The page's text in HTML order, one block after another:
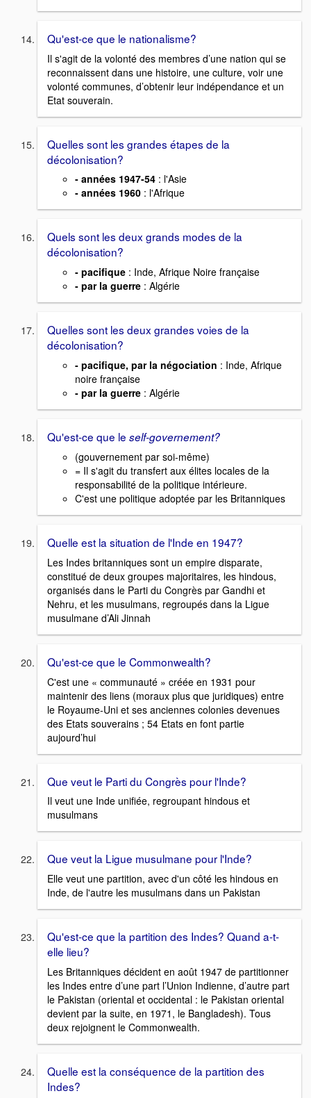
Qu'est-ce que le nationalisme?
Il s'agit de la volonté des membres d’une nation qui se
reconnaissent dans une histoire, une culture, voir une
volonté communes, d’obtenir leur indépendance et un
Etat souverain.
Quelles sont les grandes étapes de la
décolonisation?
- années 1947-54 : l'Asie
- années 1960 : l'Afrique
Quels sont les deux grands modes de la
décolonisation?
- pacifique : Inde, Afrique Noire française
- par la guerre : Algérie
Quelles sont les deux grandes voies de la
décolonisation?
- pacifique, par la négociation : Inde, Afrique
noire française
- par la guerre : Algérie
Qu'est-ce que le self-governement?
(gouvernement par soi-même)
= Il s'agit du transfert aux élites locales de la
responsabilité de la politique intérieure.
C'est une politique adoptée par les Britanniques
Quelle est la situation de l'Inde en 1947?
Les Indes britanniques sont un empire disparate,
constitué de deux groupes majoritaires, les hindous,
organisés dans le Parti du Congrès par Gandhi et
Nehru, et les musulmans, regroupés dans la Ligue
musulmane d’Ali Jinnah
Qu'est-ce que le Commonwealth?
C'est une « communauté » créée en 1931 pour
maintenir des liens (moraux plus que juridiques) entre
le Royaume-Uni et ses anciennes colonies devenues
des Etats souverains ; 54 Etats en font partie
aujourd’hui
Que veut le Parti du Congrès pour l'Inde?
Il veut une Inde unifiée, regroupant hindous et
musulmans
Que veut la Ligue musulmane pour l'Inde?
Elle veut une partition, avec d'un côté les hindous en
Inde, de l'autre les musulmans dans un Pakistan
Qu'est-ce que la partition des Indes? Quand a-t-
elle lieu?
Les Britanniques décident en août 1947 de partitionner
les Indes entre d’une part l’Union Indienne, d’autre part
le Pakistan (oriental et occidental : le Pakistan oriental
devient par la suite, en 1971, le Bangladesh). Tous
deux rejoignent le Commonwealth.
Quelle est la conséquence de la partition des
Indes?